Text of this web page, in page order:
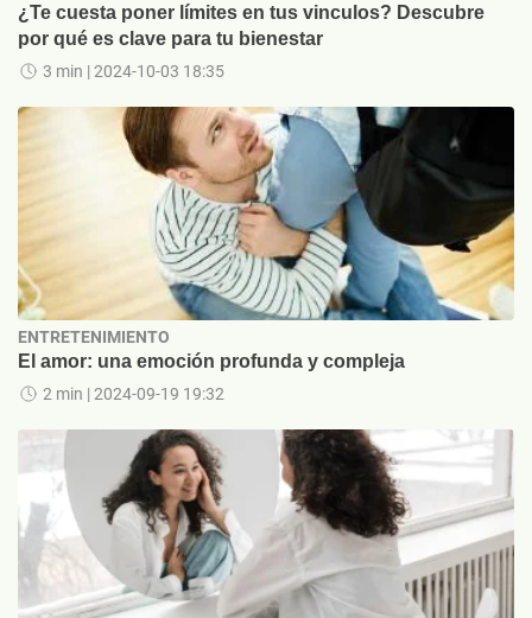
¿Te cuesta poner límites en tus vinculos? Descubre
por qué es clave para tu bienestar
3 min | 2024-10-03 18:35
ENTRETENIMIENTO
El amor: una emoción profunda y compleja
2 min | 2024-09-19 19:32